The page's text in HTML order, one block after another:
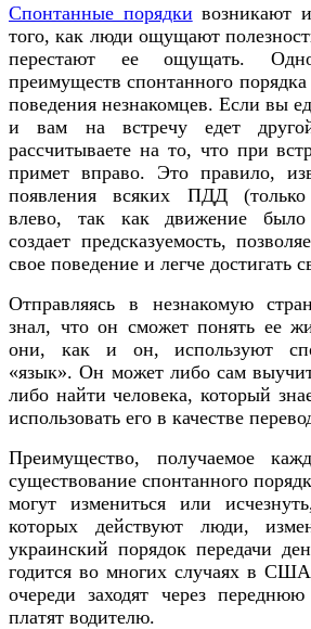
Спонтанные порядки возникают
того, как люди ощущают
перестают ее ощущать.
преимуществ спонтанного
поведения незнакомцев. Если вы
и вам на встречу едет
рассчитываете на то, что при
примет вправо. Это правило,
появления всяких ПДД
влево, так как движение было
создает предсказуемость,
свое поведение и легче достигать
Отправляясь в незнакомую
знал, что он сможет понять ее
они, как и он, используют
«язык». Он может либо сам
либо найти человека, который
использовать его в качестве
Преимущество, получаемое
существование спонтанного
могут измениться или
которых действуют люди,
украинский порядок передачи
годится во многих случаях в
очереди заходят через
платят водителю.